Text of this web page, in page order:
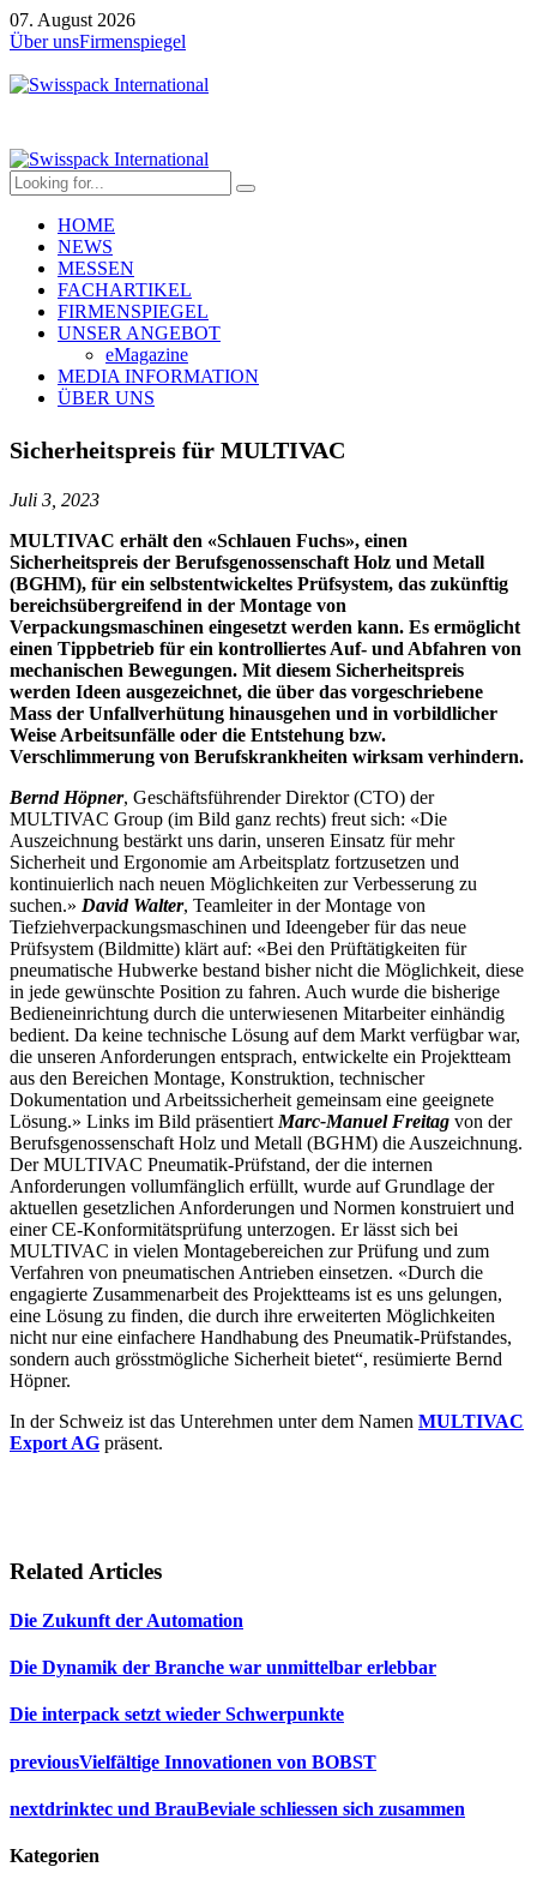
07. August 2026
Über unsFirmenspiegel
HOME
NEWS
MESSEN
FACHARTIKEL
FIRMENSPIEGEL
UNSER ANGEBOT
eMagazine
MEDIA INFORMATION
ÜBER UNS
Sicherheitspreis für MULTIVAC
Juli 3, 2023
MULTIVAC erhält den «Schlauen Fuchs», einen
Sicherheitspreis der Berufsgenossenschaft Holz und Metall
(BGHM), für ein selbstentwickeltes Prüfsystem, das zukünftig
bereichsübergreifend in der Montage von
Verpackungsmaschinen eingesetzt werden kann. Es ermöglicht
einen Tippbetrieb für ein kontrolliertes Auf- und Abfahren von
mechanischen Bewegungen. Mit diesem Sicherheitspreis
werden Ideen ausgezeichnet, die über das vorgeschriebene
Mass der Unfallverhütung hinausgehen und in vorbildlicher
Weise Arbeitsunfälle oder die Entstehung bzw.
Verschlimmerung von Berufskrankheiten wirksam verhindern.
Bernd Höpner, Geschäftsführender Direktor (CTO) der
MULTIVAC Group (im Bild ganz rechts) freut sich: «Die
Auszeichnung bestärkt uns darin, unseren Einsatz für mehr
Sicherheit und Ergonomie am Arbeitsplatz fortzusetzen und
kontinuierlich nach neuen Möglichkeiten zur Verbesserung zu
suchen.» David Walter, Teamleiter in der Montage von
Tiefziehverpackungsmaschinen und Ideengeber für das neue
Prüfsystem (Bildmitte) klärt auf: «Bei den Prüftätigkeiten für
pneumatische Hubwerke bestand bisher nicht die Möglichkeit, diese
in jede gewünschte Position zu fahren. Auch wurde die bisherige
Bedieneinrichtung durch die unterwiesenen Mitarbeiter einhändig
bedient. Da keine technische Lösung auf dem Markt verfügbar war,
die unseren Anforderungen entsprach, entwickelte ein Projektteam
aus den Bereichen Montage, Konstruktion, technischer
Dokumentation und Arbeitssicherheit gemeinsam eine geeignete
Lösung.» Links im Bild präsentiert Marc-Manuel Freitag von der
Berufsgenossenschaft Holz und Metall (BGHM) die Auszeichnung.
Der MULTIVAC Pneumatik-Prüfstand, der die internen
Anforderungen vollumfänglich erfüllt, wurde auf Grundlage der
aktuellen gesetzlichen Anforderungen und Normen konstruiert und
einer CE-Konformitätsprüfung unterzogen. Er lässt sich bei
MULTIVAC in vielen Montagebereichen zur Prüfung und zum
Verfahren von pneumatischen Antrieben einsetzen. «Durch die
engagierte Zusammenarbeit des Projektteams ist es uns gelungen,
eine Lösung zu finden, die durch ihre erweiterten Möglichkeiten
nicht nur eine einfachere Handhabung des Pneumatik-Prüfstandes,
sondern auch grösstmögliche Sicherheit bietet“, resümierte Bernd
Höpner.
In der Schweiz ist das Unterehmen unter dem Namen MULTIVAC
Export AG präsent.
Related Articles
Die Zukunft der Automation
Die Dynamik der Branche war unmittelbar erlebbar
Die interpack setzt wieder Schwerpunkte
previousVielfältige Innovationen von BOBST
nextdrinktec und BrauBeviale schliessen sich zusammen
Kategorien